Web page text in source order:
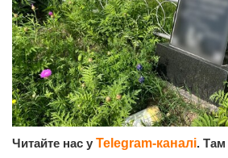
Читайте нас у Telegram-каналі. Там